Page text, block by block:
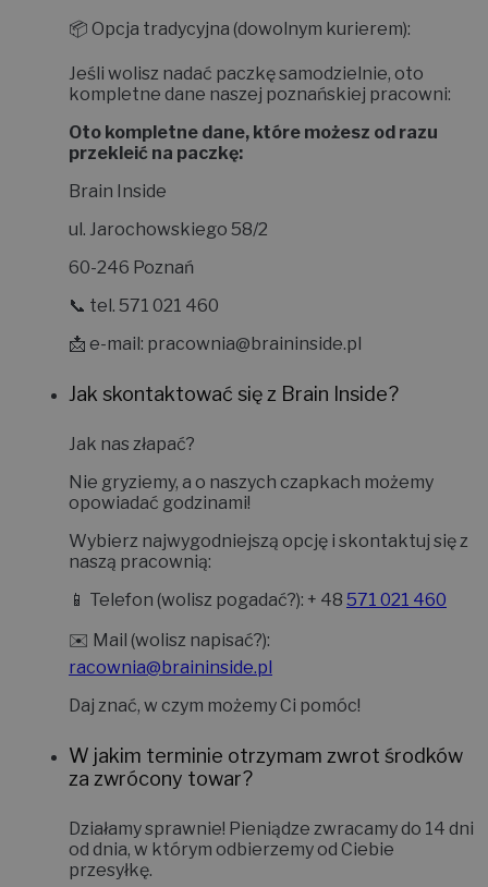
📦 Opcja tradycyjna (dowolnym kurierem):
Jeśli wolisz nadać paczkę samodzielnie, oto
kompletne dane naszej poznańskiej pracowni:
Oto kompletne dane, które możesz od razu
przekleić na paczkę:
Brain Inside
ul. Jarochowskiego 58/2
60-246 Poznań
📞 tel. 571 021 460
📩 e-mail: pracownia@braininside.pl
Jak skontaktować się z Brain Inside?
Jak nas złapać?
Nie gryziemy, a o naszych czapkach możemy
opowiadać godzinami!
Wybierz najwygodniejszą opcję i skontaktuj się z
naszą pracownią:
📱 Telefon (wolisz pogadać?): + 48 571 021 460
✉️ Mail (wolisz napisać?):
racownia@braininside.pl
Daj znać, w czym możemy Ci pomóc!
W jakim terminie otrzymam zwrot środków
za zwrócony towar?
Działamy sprawnie! Pieniądze zwracamy do 14 dni
od dnia, w którym odbierzemy od Ciebie
przesyłkę.